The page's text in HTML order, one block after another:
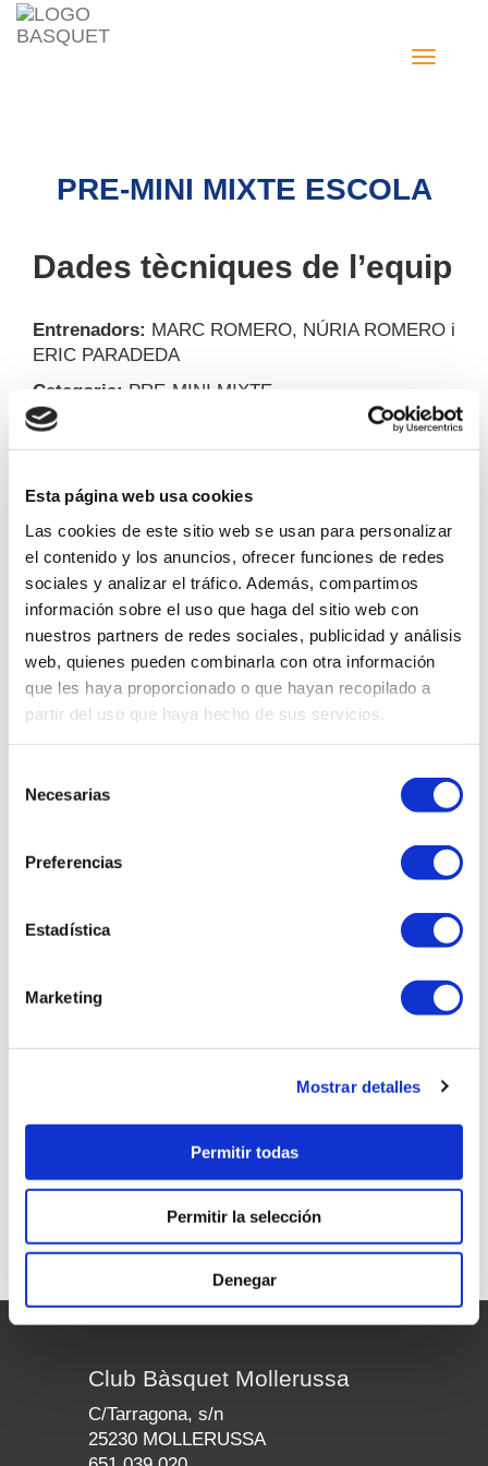
Esta página web usa cookies
Las cookies de este sitio web se usan para personalizar
el contenido y los anuncios, ofrecer funciones de redes
sociales y analizar el tráfico. Además, compartimos
información sobre el uso que haga del sitio web con
nuestros partners de redes sociales, publicidad y análisis
web, quienes pueden combinarla con otra información
que les haya proporcionado o que hayan recopilado a
partir del uso que haya hecho de sus servicios.
Necesarias
Preferencias
Estadística
Marketing
Mostrar detalles
Permitir todas
Permitir la selección
Denegar
Toggle
PRE-MINI MIXTE ESCOLA
Dades tècniques de l’equip
Entrenadors: MARC ROMERO, NÚRIA ROMERO i
ERIC PARADEDA
Categoria: PRE-MINI MIXTE
Jugadors:
ALBA TELLO SANS
DÍDAC CABEZAS ATANCE
ELIÁN AGÜERA RODRIGUEZ
ELOI TREPAT MORANCHO
GALA SANTACREU GRANOLLERS
INGRID SILVESTRE VILALTA
4 ROC SERRA TARROS
<-- Tornar equips
Resultats Calendari
Club Bàsquet Mollerussa
C/Tarragona, s/n
25230 MOLLERUSSA